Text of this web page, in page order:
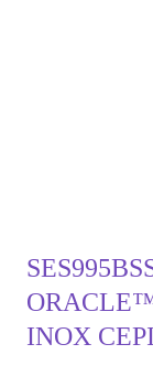
INOX